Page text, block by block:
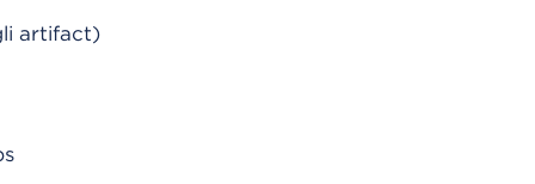
artifact)